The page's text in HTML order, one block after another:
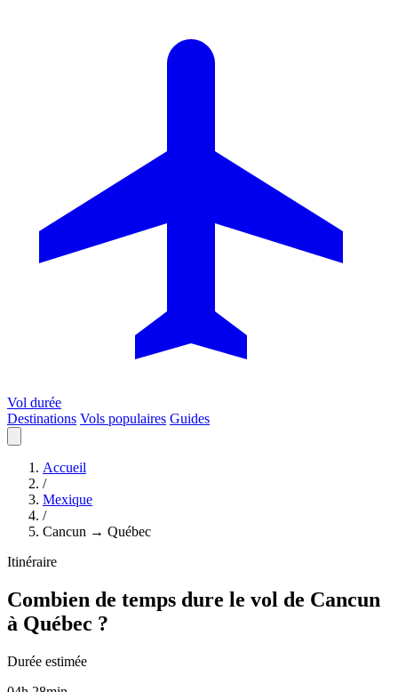
Vol durée
Destinations Vols populaires Guides
Accueil
/
Mexique
/
Cancun → Québec
Itinéraire
Combien de temps dure le vol de Cancun
à Québec ?
Durée estimée